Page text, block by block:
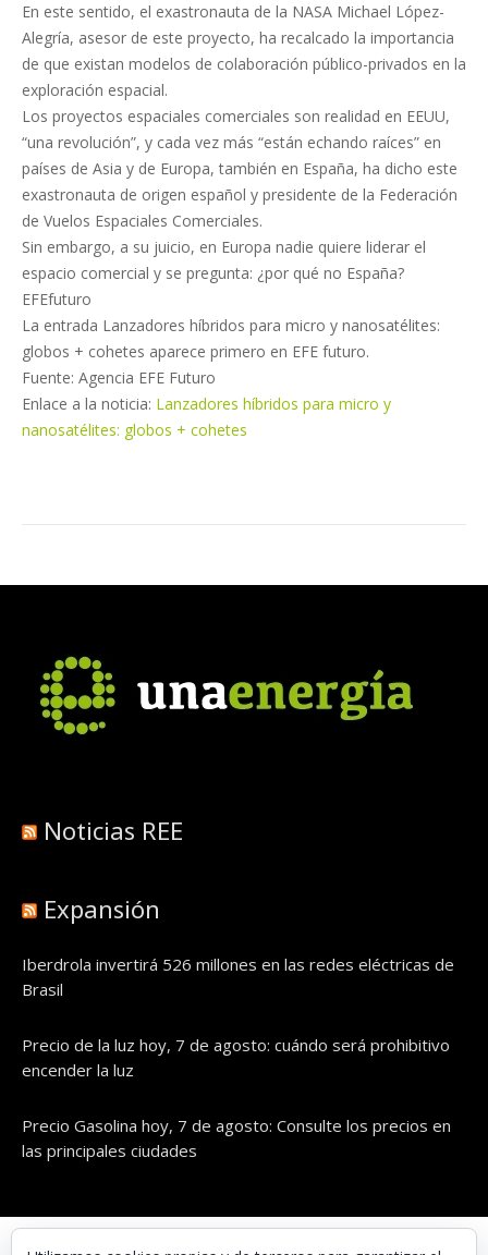
En este sentido, el exastronauta de la NASA Michael López-
Alegría, asesor de este proyecto, ha recalcado la importancia
de que existan modelos de colaboración público-privados en la
exploración espacial.
Los proyectos espaciales comerciales son realidad en EEUU,
“una revolución”, y cada vez más “están echando raíces” en
países de Asia y de Europa, también en España, ha dicho este
exastronauta de origen español y presidente de la Federación
de Vuelos Espaciales Comerciales.
Sin embargo, a su juicio, en Europa nadie quiere liderar el
espacio comercial y se pregunta: ¿por qué no España?
EFEfuturo
La entrada Lanzadores híbridos para micro y nanosatélites:
globos + cohetes aparece primero en EFE futuro.
Fuente: Agencia EFE Futuro
Enlace a la noticia: Lanzadores híbridos para micro y
nanosatélites: globos + cohetes
Noticias REE
Expansión
Iberdrola invertirá 526 millones en las redes eléctricas de
Brasil
Precio de la luz hoy, 7 de agosto: cuándo será prohibitivo
encender la luz
Precio Gasolina hoy, 7 de agosto: Consulte los precios en
las principales ciudades